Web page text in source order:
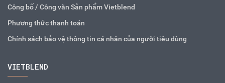
Công bố / Công văn Sản phẩm Vietblend
Phương thức thanh toán
Chính sách bảo vệ thông tin cá nhân của người tiêu dùng
VIETBLEND